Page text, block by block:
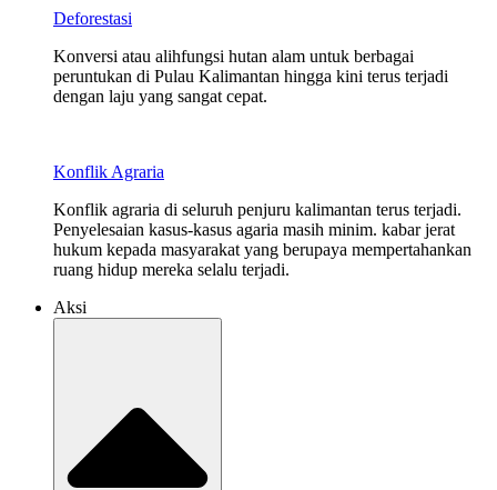
Deforestasi
Konversi atau alihfungsi hutan alam untuk berbagai
peruntukan di Pulau Kalimantan hingga kini terus terjadi
dengan laju yang sangat cepat.
Konflik Agraria
Konflik agraria di seluruh penjuru kalimantan terus terjadi.
Penyelesaian kasus-kasus agaria masih minim. kabar jerat
hukum kepada masyarakat yang berupaya mempertahankan
ruang hidup mereka selalu terjadi.
Aksi